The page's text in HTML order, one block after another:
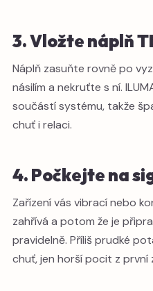
3. Vložte náplň
Náplň zasuňte rovně po
násilím a nekruťte s ní.
součástí systému, takže
chuť i relaci.
4. Počkejte na
Zařízení vás vibrací nebo
zahřívá a potom že je
pravidelně. Příliš prudké
chuť, jen horší pocit z první